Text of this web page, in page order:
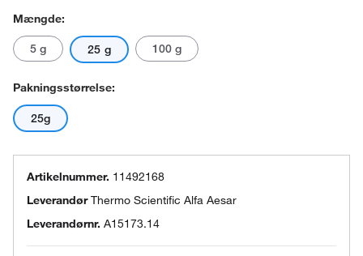
Mængde:
5 g 25 g 100 g
Pakningsstørrelse:
25g
Artikelnummer. 11492168
LeverandørThermo Scientific Alfa Aesar
Leverandørnr. A15173.14